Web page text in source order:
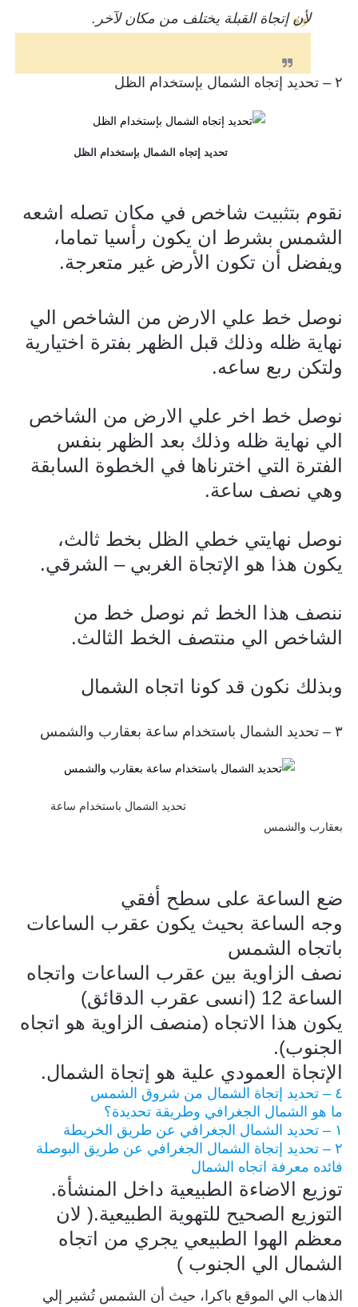
لأن إتجاة القبلة يختلف من مكان لآخر.
٢ – تحديد إتجاه الشمال بإستخدام الظل
تحديد إتجاه الشمال بإستخدام الظل
نقوم بتثبيت شاخص في مكان تصله اشعه
الشمس بشرط ان يكون رأسيا تماما،
ويفضل أن تكون الأرض غير متعرجة.
نوصل خط علي الارض من الشاخص الي
نهاية ظله وذلك قبل الظهر بفترة اختيارية
ولتكن ربع ساعه.
نوصل خط اخر علي الارض من الشاخص
الي نهاية ظله وذلك بعد الظهر بنفس
الفترة التي اخترناها في الخطوة السابقة
وهي نصف ساعة.
نوصل نهايتي خطي الظل بخط ثالث،
يكون هذا هو الإتجاة الغربي – الشرقي.
ننصف هذا الخط ثم نوصل خط من
الشاخص الي منتصف الخط الثالث.
وبذلك نكون قد كونا اتجاه الشمال
٣ – تحديد الشمال باستخدام ساعة بعقارب والشمس
تحديد الشمال باستخدام ساعة
بعقارب والشمس
ضع الساعة على سطح أفقي
وجه الساعة بحيث يكون عقرب الساعات
باتجاه الشمس
نصف الزاوية بين عقرب الساعات واتجاه
الساعة 12 (انسى عقرب الدقائق)
يكون هذا الاتجاه (منصف الزاوية هو اتجاه
الجنوب).
الإتجاة العمودي علية هو إتجاة الشمال.
٤ – تحديد إتجاة الشمال من شروق الشمس
ما هو الشمال الجغرافي وطريقة تحديدة؟
١ – تحديد الشمال الجغرافي عن طريق الخريطة
٢ – تحديد إتجاة الشمال الجغرافي عن طريق البوصلة
فائده معرفة اتجاه الشمال
توزيع الاضاءة الطبيعية داخل المنشأة.
التوزيع الصحيح للتهوية الطبيعية.( لان
معظم الهوا الطبيعي يجري من اتجاه
الشمال الي الجنوب )
الذهاب الي الموقع باكرا، حيث أن الشمس تُشير إلي